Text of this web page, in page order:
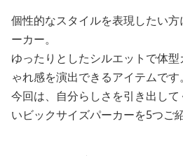
個性的なスタイルを表現したい
ーカー。
ゆったりとしたシルエットで体
ゃれ感を演出できるアイテムです。
今回は、自分らしさを引き出し
いビックサイズパーカーを5つご